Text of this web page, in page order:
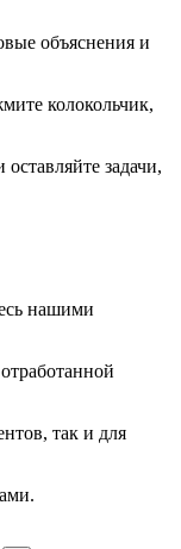
объяснения и
колокольчик,
задачи,
нашими
так и для